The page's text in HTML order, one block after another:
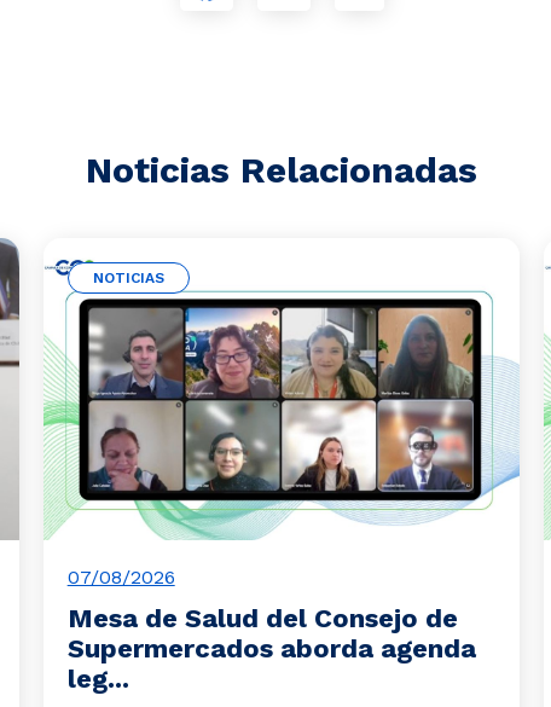
Noticias Relacionadas
NOTICIAS
07/08/2026
Mesa de Salud del Consejo de
Supermercados aborda agenda
leg...